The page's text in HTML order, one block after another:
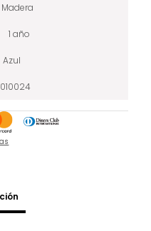
Madera
1 año
Azul